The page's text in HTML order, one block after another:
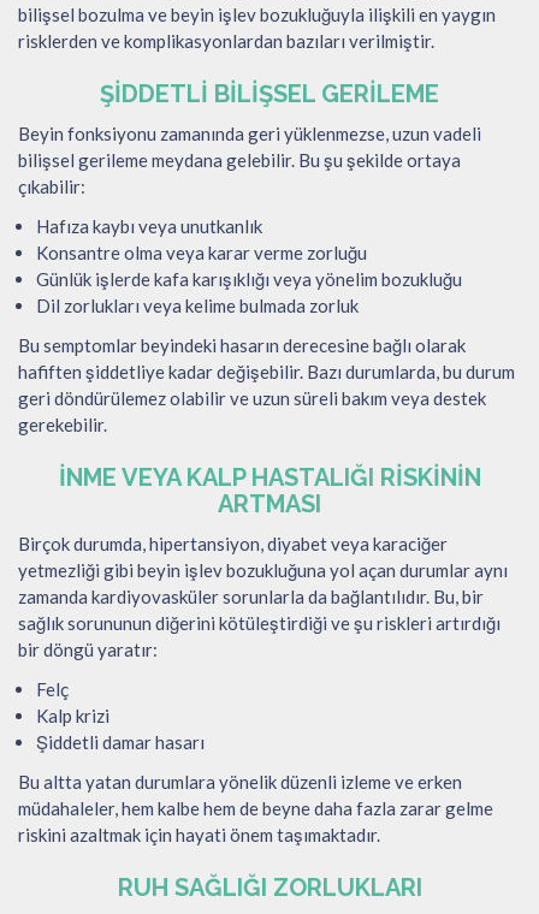
bilişsel bozulma ve beyin işlev bozukluğuyla ilişkili en yaygın
risklerden ve komplikasyonlardan bazıları verilmiştir.
ŞIDDETLI BILIŞSEL GERILEME
Beyin fonksiyonu zamanında geri yüklenmezse, uzun vadeli
bilişsel gerileme meydana gelebilir. Bu şu şekilde ortaya
çıkabilir:
Hafıza kaybı veya unutkanlık
Konsantre olma veya karar verme zorluğu
Günlük işlerde kafa karışıklığı veya yönelim bozukluğu
Dil zorlukları veya kelime bulmada zorluk
Bu semptomlar beyindeki hasarın derecesine bağlı olarak
hafiften şiddetliye kadar değişebilir. Bazı durumlarda, bu durum
geri döndürülemez olabilir ve uzun süreli bakım veya destek
gerekebilir.
İNME VEYA KALP HASTALIĞI RISKININ
ARTMASI
Birçok durumda, hipertansiyon, diyabet veya karaciğer
yetmezliği gibi beyin işlev bozukluğuna yol açan durumlar aynı
zamanda kardiyovasküler sorunlarla da bağlantılıdır. Bu, bir
sağlık sorununun diğerini kötüleştirdiği ve şu riskleri artırdığı
bir döngü yaratır:
Felç
Kalp krizi
Şiddetli damar hasarı
Bu altta yatan durumlara yönelik düzenli izleme ve erken
müdahaleler, hem kalbe hem de beyne daha fazla zarar gelme
riskini azaltmak için hayati önem taşımaktadır.
RUH SAĞLIĞI ZORLUKLARI